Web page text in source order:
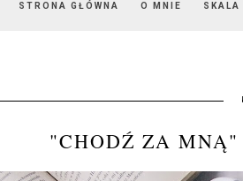
STRONA GŁÓWNA O MNIE SKALA
"CHODŹ ZA MNĄ"